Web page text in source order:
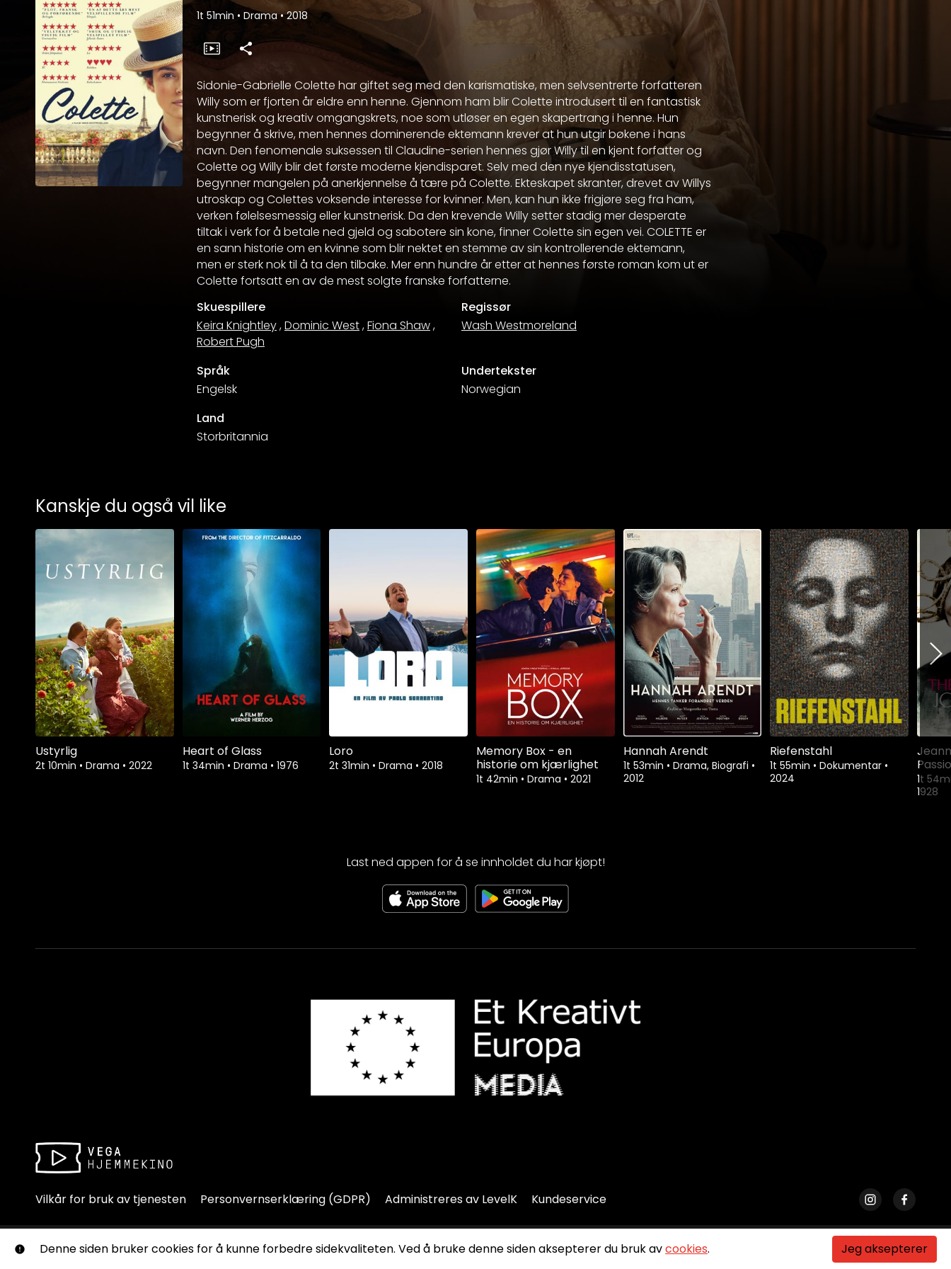
Denne siden bruker cookies for å kunne forbedre sidekvaliteten. Ved å bruke denne siden aksepterer du bruk avcookies. Jeg aksepterer
1t 51min • Drama• 2018
Sidonie-Gabrielle Colette har giftet seg med den karismatiske, men selvsentrerte forfatteren
Willy som er fjorten år eldre enn henne. Gjennom ham blir Colette introdusert til en fantastisk
kunstnerisk og kreativ omgangskrets, noe som utløser en egen skapertrang i henne. Hun
begynner å skrive, men hennes dominerende ektemann krever at hun utgir bøkene i hans
navn. Den fenomenale suksessen til Claudine-serien hennes gjør Willy til en kjent forfatter og
Colette og Willy blir det første moderne kjendisparet. Selv med den nye kjendisstatusen,
begynner mangelen på anerkjennelse å tære på Colette. Ekteskapet skranter, drevet av Willys
utroskap og Colettes voksende interesse for kvinner. Men, kan hun ikke frigjøre seg fra ham,
verken følelsesmessig eller kunstnerisk. Da den krevende Willy setter stadig mer desperate
tiltak i verk for å betale ned gjeld og sabotere sin kone, finner Colette sin egen vei. COLETTE er
en sann historie om en kvinne som blir nektet en stemme av sin kontrollerende ektemann,
men er sterk nok til å ta den tilbake. Mer enn hundre år etter at hennes første roman kom ut er
Colette fortsatt en av de mest solgte franske forfatterne.
Skuespillere
Keira Knightley,Dominic West,Fiona Shaw,
Robert Pugh
Regissør
Wash Westmoreland
Språk
Engelsk
Undertekster
Norwegian
Land
Storbritannia
Kanskje du også vil like
Ustyrlig
2t 10min • Drama • 2022
Heart of Glass
1t 34min • Drama • 1976
Loro
2t 31min • Drama • 2018
Memory Box - en
historie om kjærlighet
1t 42min • Drama • 2021
Hannah Arendt
1t 53min • Drama, Biografi •
2012
Riefenstahl
1t 55min • Dokumentar •
2024
1t
1928
Last ned appen for å se innholdet du har kjøpt!
Vilkår for bruk av tjenesten Personvernserklæring (GDPR) Administreres av LevelK Kundeservice
© Vega Hjemmekino. Alle rettigheter forbeholdes. Ingen deler av dette nettstedet kan reproduseres uten skriftlig tillatelse. Drevet avShift72